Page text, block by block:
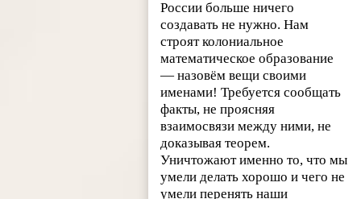
России больше ничего
создавать не нужно. Нам
строят колониальное
математическое образование
— назовём вещи своими
именами! Требуется сообщать
факты, не проясняя
взаимосвязи между ними, не
доказывая теорем.
Уничтожают именно то, что мы
умели делать хорошо и чего не
умели перенять наши